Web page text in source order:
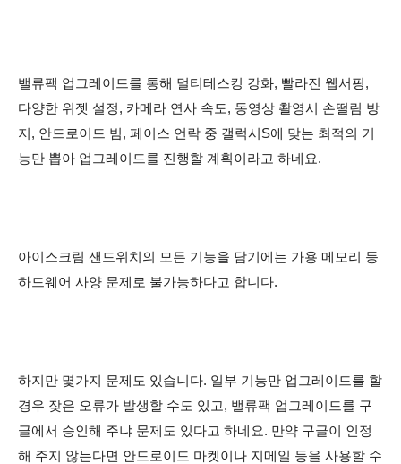
밸류팩 업그레이드를 통해 멀티테스킹 강화, 빨라진 웹서핑,
다양한 위젯 설정, 카메라 연사 속도, 동영상 촬영시 손떨림 방
지, 안드로이드 빔, 페이스 언락 중 갤럭시S에 맞는 최적의 기
능만 뽑아 업그레이드를 진행할 계획이라고 하네요.
아이스크림 샌드위치의 모든 기능을 담기에는 가용 메모리 등
하드웨어 사양 문제로 불가능하다고 합니다.
하지만 몇가지 문제도 있습니다. 일부 기능만 업그레이드를 할
경우 잦은 오류가 발생할 수도 있고, 밸류팩 업그레이드를 구
글에서 승인해 주냐 문제도 있다고 하네요. 만약 구글이 인정
해 주지 않는다면 안드로이드 마켓이나 지메일 등을 사용할 수